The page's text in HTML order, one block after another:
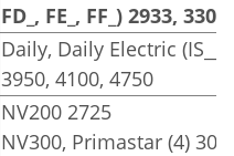
FD_, FE_, FF_) 2933, 3300)
Daily, Daily Electric
3950, 4100, 4750
NV200 2725
NV300, Primastar (4)